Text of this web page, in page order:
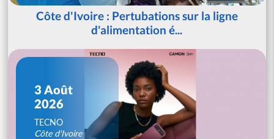
Côte d'Ivoire : Pertubations sur la ligne
d'alimentation é...
3 Août
2026
TECNO
Côte d'Ivoire